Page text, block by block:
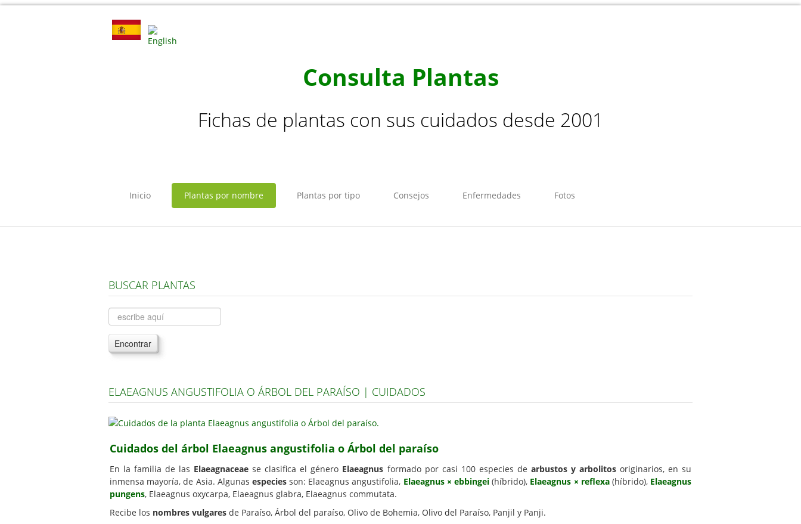
Consulta Plantas
Fichas de plantas con sus cuidados desde 2001
Inicio Plantas por nombre Plantas por tipo Consejos Enfermedades Fotos
BUSCAR PLANTAS
Encontrar
ELAEAGNUS ANGUSTIFOLIA O ÁRBOL DEL PARAÍSO | CUIDADOS
Cuidados del árbol Elaeagnus angustifolia o Árbol del paraíso
En la familia de las Elaeagnaceae se clasifica el género Elaeagnus formado por casi 100 especies de arbustos y arbolitosoriginarios, en su
inmensa mayoría, de Asia. Algunas especiesson: Elaeagnus angustifolia, Elaeagnus × ebbingei(híbrido), Elaeagnus × reflexa(híbrido), Elaeagnus
pungens, Elaeagnus oxycarpa, Elaeagnus glabra, Elaeagnus commutata.
Recibe los nombres vulgares de Paraíso, Árbol del paraíso, Olivo de Bohemia, Olivo del Paraíso, Panjil y Panji.